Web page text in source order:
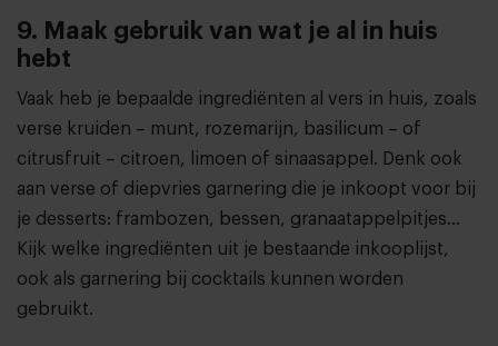
9. Maak gebruik van wat je al in huis
hebt
Vaak heb je bepaalde ingrediënten al vers in huis, zoals
verse kruiden – munt, rozemarijn, basilicum – of
citrusfruit – citroen, limoen of sinaasappel. Denk ook
aan verse of diepvries garnering die je inkoopt voor bij
je desserts: frambozen, bessen, granaatappelpitjes…
Kijk welke ingrediënten uit je bestaande inkooplijst,
ook als garnering bij cocktails kunnen worden
gebruikt.